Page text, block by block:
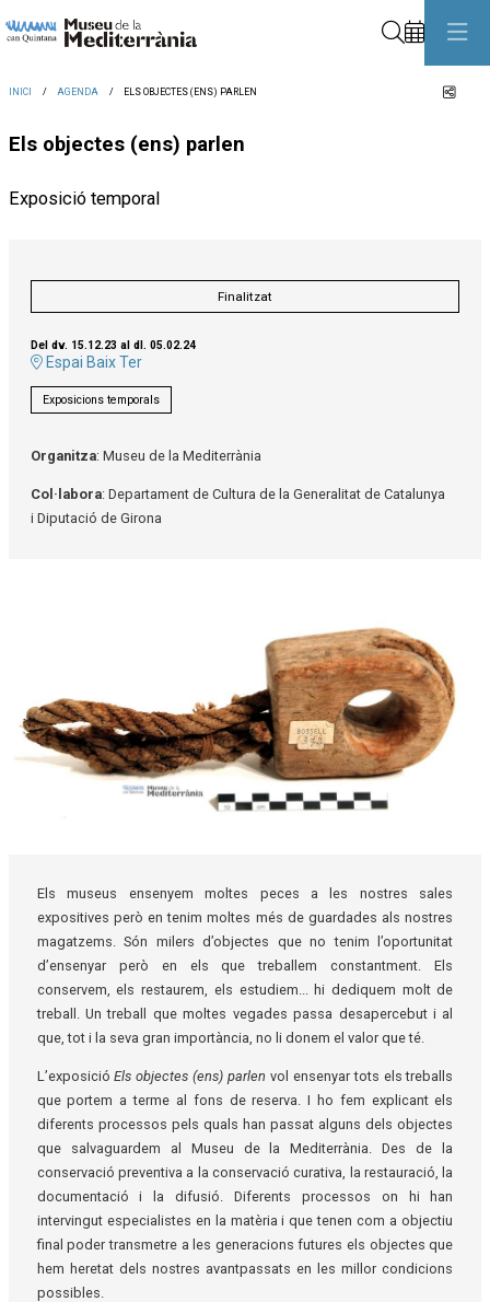
INICI AGENDA ELS OBJECTES (ENS) PARLEN
Els objectes (ens) parlen
Exposició temporal
Finalitzat
Del dv. 15.12.23 al dl. 05.02.24
Espai Baix Ter
Exposicions temporals
Organitza: Museu de la Mediterrània
Col·labora: Departament de Cultura de la Generalitat de Catalunya
i Diputació de Girona
Els museus ensenyem moltes peces a les nostres sales
expositives però en tenim moltes més de guardades als nostres
magatzems. Són milers d’objectes que no tenim l’oportunitat
d’ensenyar però en els que treballem constantment. Els
conservem, els restaurem, els estudiem... hi dediquem molt de
treball. Un treball que moltes vegades passa desapercebut i al
que, tot i la seva gran importància, no li donem el valor que té.
L’exposicióEls objectes (ens) parlen vol ensenyar tots els treballs
que portem a terme al fons de reserva. I ho fem explicant els
diferents processos pels quals han passat alguns dels objectes
que salvaguardem al Museu de la Mediterrània. Des de la
conservació preventiva a la conservació curativa, la restauració, la
documentació i la difusió. Diferents processos on hi han
intervingut especialistes en la matèria i que tenen com a objectiu
final poder transmetre a les generacions futures els objectes que
hem heretat dels nostres avantpassats en les millor condicions
possibles.